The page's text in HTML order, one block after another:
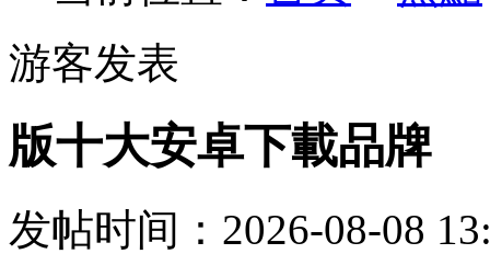
游客发表
版十大安卓下載品牌
发帖时间：2026-08-08